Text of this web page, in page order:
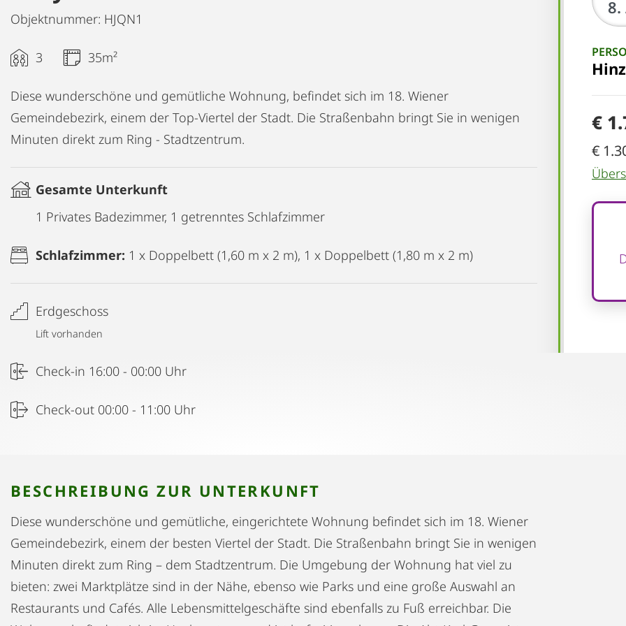
€
€
Objektnummer: HJQN1
3 35m²
Diese wunderschöne und gemütliche Wohnung, befindet sich im 18. Wiener
Gemeindebezirk, einem der Top-Viertel der Stadt. Die Straßenbahn bringt Sie in wenigen
Minuten direkt zum Ring - Stadtzentrum.
Gesamte Unterkunft
1 Privates Badezimmer, 1 getrenntes Schlafzimmer
Schlafzimmer: 1 x Doppelbett (1,60 m x 2 m), 1 x Doppelbett (1,80 m x 2 m)
Erdgeschoss
Lift vorhanden
Check-in 16:00 - 00:00 Uhr
Check-out 00:00 - 11:00 Uhr
BESCHREIBUNG ZUR UNTERKUNFT
Diese wunderschöne und gemütliche, eingerichtete Wohnung befindet sich im 18. Wiener
Gemeindebezirk, einem der besten Viertel der Stadt. Die Straßenbahn bringt Sie in wenigen
Minuten direkt zum Ring – dem Stadtzentrum. Die Umgebung der Wohnung hat viel zu
bieten: zwei Marktplätze sind in der Nähe, ebenso wie Parks und eine große Auswahl an
Restaurants und Cafés. Alle Lebensmittelgeschäfte sind ebenfalls zu Fuß erreichbar. Die